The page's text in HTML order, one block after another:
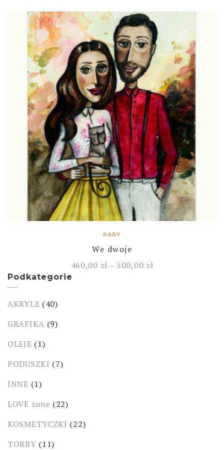
PARY
We dwoje
460,00 zł – 500,00 zł
Podkategorie
AKRYLE (40)
GRAFIKA (9)
OLEJE (1)
PODUSZKI (7)
INNE (1)
LOVE zone (22)
KOSMETYCZKI (22)
TORBY (11)